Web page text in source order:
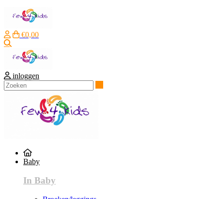
€0,00
inloggen
Baby
In Baby